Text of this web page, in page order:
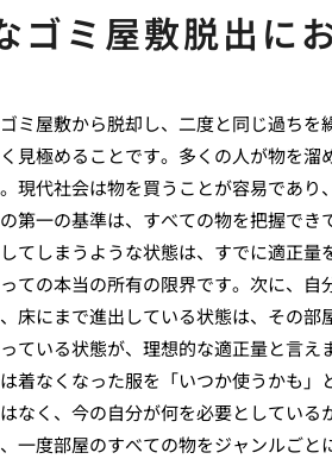
ゴミ屋敷脱出に
ミ屋敷から脱却し、二度と同じ過ちを
見極めることです。多くの人が物を
現代社会は物を買うことが容易であ
第一の基準は、すべての物を把握で
てしまうような状態は、すでに適正
ての本当の所有の限界です。次に、
床にまで進出している状態は、その
ている状態が、理想的な適正量と言
着なくなった服を「いつか使うかも
なく、今の自分が何を必要としてい
一度部屋のすべての物をジャンルご